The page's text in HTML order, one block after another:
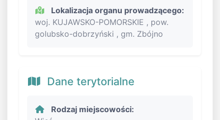
Lokalizacja organu prowadzącego:
woj. KUJAWSKO-POMORSKIE , pow.
golubsko-dobrzyński , gm. Zbójno
Dane terytorialne
Rodzaj miejscowości: